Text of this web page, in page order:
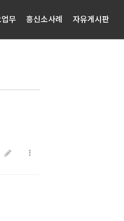
무 흥신소사례 자유게시판